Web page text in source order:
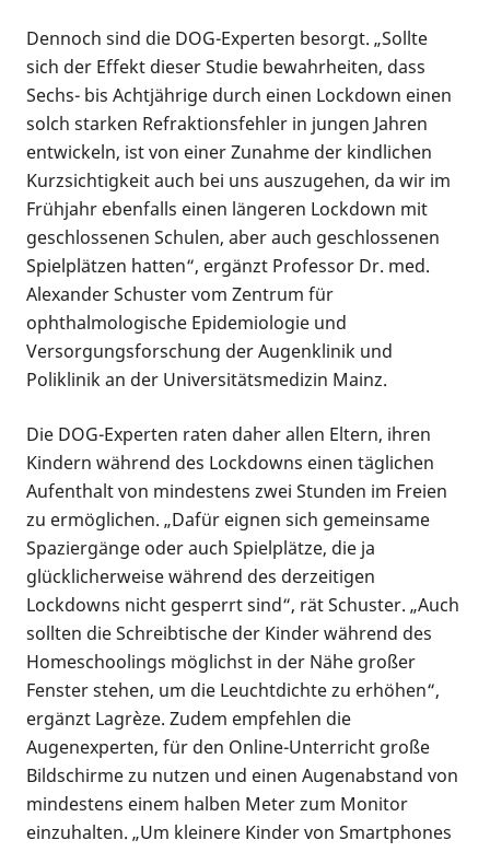
Dennoch sind die DOG-Experten besorgt. „Sollte
sich der Effekt dieser Studie bewahrheiten, dass
Sechs- bis Achtjährige durch einen Lockdown einen
solch starken Refraktionsfehler in jungen Jahren
entwickeln, ist von einer Zunahme der kindlichen
Kurzsichtigkeit auch bei uns auszugehen, da wir im
Frühjahr ebenfalls einen längeren Lockdown mit
geschlossenen Schulen, aber auch geschlossenen
Spielplätzen hatten“, ergänzt Professor Dr. med.
Alexander Schuster vom Zentrum für
ophthalmologische Epidemiologie und
Versorgungsforschung der Augenklinik und
Poliklinik an der Universitätsmedizin Mainz.
Die DOG-Experten raten daher allen Eltern, ihren
Kindern während des Lockdowns einen täglichen
Aufenthalt von mindestens zwei Stunden im Freien
zu ermöglichen. „Dafür eignen sich gemeinsame
Spaziergänge oder auch Spielplätze, die ja
glücklicherweise während des derzeitigen
Lockdowns nicht gesperrt sind“, rät Schuster. „Auch
sollten die Schreibtische der Kinder während des
Homeschoolings möglichst in der Nähe großer
Fenster stehen, um die Leuchtdichte zu erhöhen“,
ergänzt Lagrèze. Zudem empfehlen die
Augenexperten, für den Online-Unterricht große
Bildschirme zu nutzen und einen Augenabstand von
mindestens einem halben Meter zum Monitor
einzuhalten. „Um kleinere Kinder von Smartphones